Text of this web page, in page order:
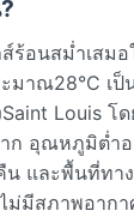
ส์ร้อนสม่ำเสม
าณ28°C เป็
Louis โ
ก อุณหภูมิต่ำ
น และพื้นที่ทา
ม่มีสภาพอากา